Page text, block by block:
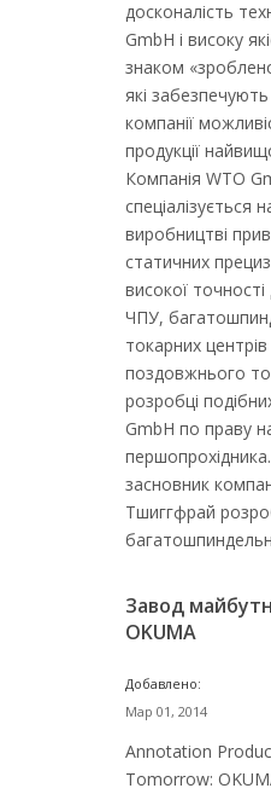
досконалість
GmbH і високу
знаком
які
компанії
продукції
Компанія WTO
спеціалізується
виробництві
статичних
високої
ЧПУ,
токарних
поздовжнього
розробці
GmbH по праву
засновник
Тшиггфрай
Завод
OKUMA
Добавлено:
Мар 01, 2014
Annotation
Tomorrow: